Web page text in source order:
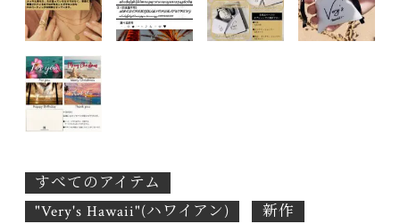
すべてのアイテム
"Very's Hawaii"(ハワイアン)
新作